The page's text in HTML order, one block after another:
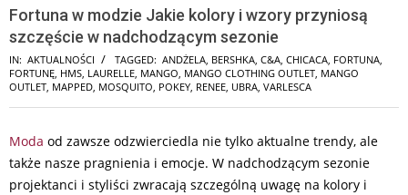
Fortuna w modzie Jakie kolory i wzory przyniosą
szczęście w nadchodzącym sezonie
IN: AKTUALNOŚCI TAGGED: ANDŻELA, BERSHKA, C&A, CHICACA, FORTUNA,
FORTUNĘ, HMS, LAURELLE, MANGO, MANGO CLOTHING OUTLET, MANGO
OUTLET, MAPPED, MOSQUITO, POKEY, RENEE, UBRA, VARLESCA
Moda od zawsze odzwierciedla nie tylko aktualne trendy, ale
także nasze pragnienia i emocje. W nadchodzącym sezonie
projektanci i styliści zwracają szczególną uwagę na kolory i